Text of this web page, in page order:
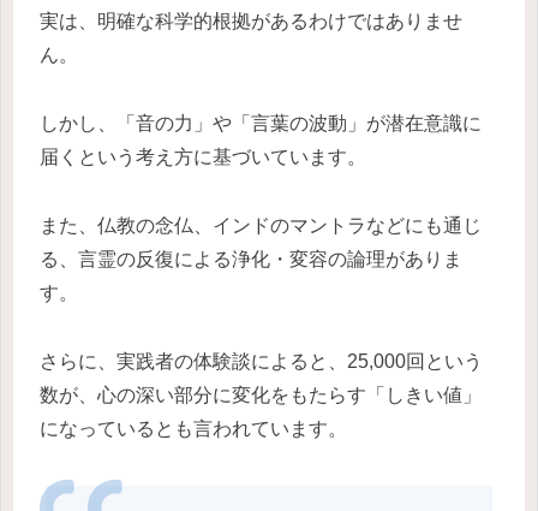
実は、明確な科学的根拠があるわけではありませ
ん。
しかし、「音の力」や「言葉の波動」が潜在意識に
届くという考え方に基づいています。
また、仏教の念仏、インドのマントラなどにも通じ
る、言霊の反復による浄化・変容の論理がありま
す。
さらに、実践者の体験談によると、25,000回という
数が、心の深い部分に変化をもたらす「しきい値」
になっているとも言われています。